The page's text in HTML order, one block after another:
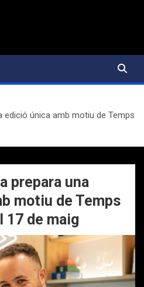
edició única amb motiu de Temps
prepara una
motiu de Temps
17 de maig